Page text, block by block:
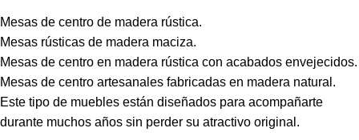
Mesas de centro de madera rústica.
Mesas rústicas de madera maciza.
Mesas de centro en madera rústica con acabados envejecidos.
Mesas de centro artesanales fabricadas en madera natural.
Este tipo de muebles están diseñados para acompañarte
durante muchos años sin perder su atractivo original.